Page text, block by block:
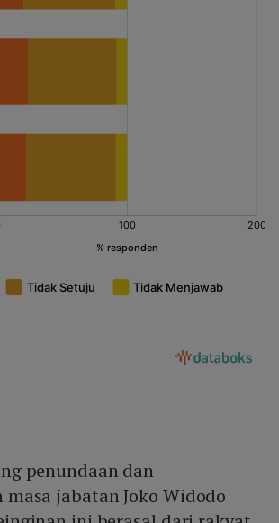
penundaan dan
jabatan Joko Widodo